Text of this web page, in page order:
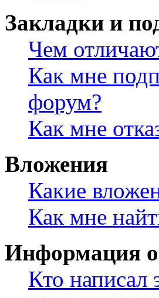
Закладки и
Чем
Как мне
форум?
Как мне
Вложения
Какие
Как мне
Информация
Кто написал